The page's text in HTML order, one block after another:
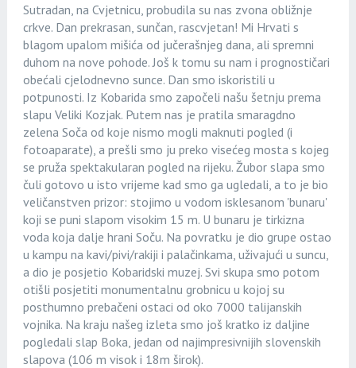
Sutradan, na Cvjetnicu, probudila su nas zvona obližnje
crkve. Dan prekrasan, sunčan, rascvjetan! Mi Hrvati s
blagom upalom mišića od jučerašnjeg dana, ali spremni
duhom na nove pohode. Još k tomu su nam i prognostičari
obećali cjelodnevno sunce. Dan smo iskoristili u
potpunosti. Iz Kobarida smo započeli našu šetnju prema
slapu Veliki Kozjak. Putem nas je pratila smaragdno
zelena Soča od koje nismo mogli maknuti pogled (i
fotoaparate), a prešli smo ju preko visećeg mosta s kojeg
se pruža spektakularan pogled na rijeku. Žubor slapa smo
čuli gotovo u isto vrijeme kad smo ga ugledali, a to je bio
veličanstven prizor: stojimo u vodom isklesanom 'bunaru'
koji se puni slapom visokim 15 m. U bunaru je tirkizna
voda koja dalje hrani Soču. Na povratku je dio grupe ostao
u kampu na kavi/pivi/rakiji i palačinkama, uživajući u suncu,
a dio je posjetio Kobaridski muzej. Svi skupa smo potom
otišli posjetiti monumentalnu grobnicu u kojoj su
posthumno prebačeni ostaci od oko 7000 talijanskih
vojnika. Na kraju našeg izleta smo još kratko iz daljine
pogledali slap Boka, jedan od najimpresivnijih slovenskih
slapova (106 m visok i 18m širok).